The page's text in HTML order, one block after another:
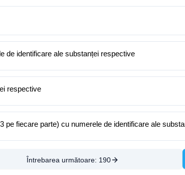
de identificare ale substanței respective
respective
pe fiecare parte) cu numerele de identificare ale
Întrebarea următoare: 190